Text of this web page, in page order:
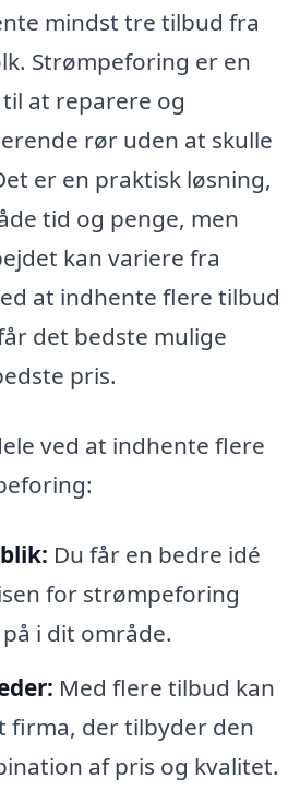
mindst tre tilbud fra
Strømpeforing er en
at reparere og
rør uden at skulle
er en praktisk løsning,
tid og penge, men
kan variere fra
at indhente flere tilbud
det bedste mulige
pris.
ved at indhente flere
Du får en bedre idé
for strømpeforing
i dit område.
Med flere tilbud kan
firma, der tilbyder den
af pris og kvalitet.